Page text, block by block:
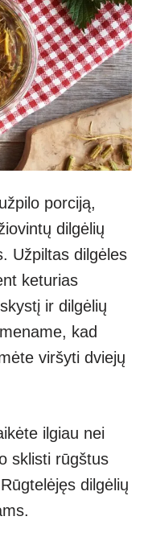
porciją,
dilgėlių
Užpiltas dilgėles
keturias
ir dilgėlių
kad
viršyti dviejų
ilgiau nei
sklisti rūgštus
dilgėlių